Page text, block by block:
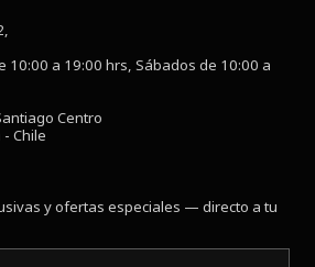
10:00 a 19:00 hrs, Sábados de 10:00 a
Centro
Chile
y ofertas especiales — directo a tu